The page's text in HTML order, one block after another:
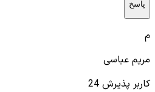
پاسخ
م
مریم عباسی
کاربر پذیرش 24